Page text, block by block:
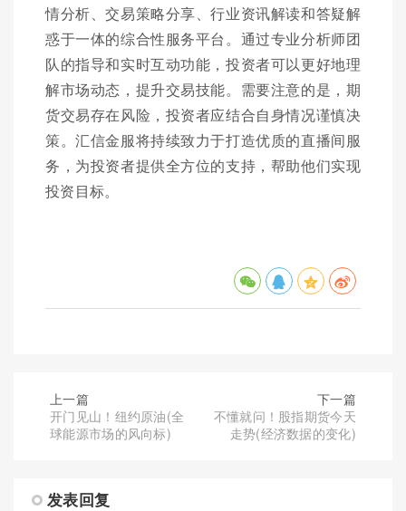
情分析、交易策略分享、行业资讯解读和答疑解
惑于一体的综合性服务平台。通过专业分析师团
队的指导和实时互动功能，投资者可以更好地理
解市场动态，提升交易技能。需要注意的是，期
货交易存在风险，投资者应结合自身情况谨慎决
策。汇信金服将持续致力于打造优质的直播间服
务，为投资者提供全方位的支持，帮助他们实现
投资目标。
上一篇
开门见山！纽约原油(全
球能源市场的风向标)
下一篇
不懂就问！股指期货今天
走势(经济数据的变化)
发表回复